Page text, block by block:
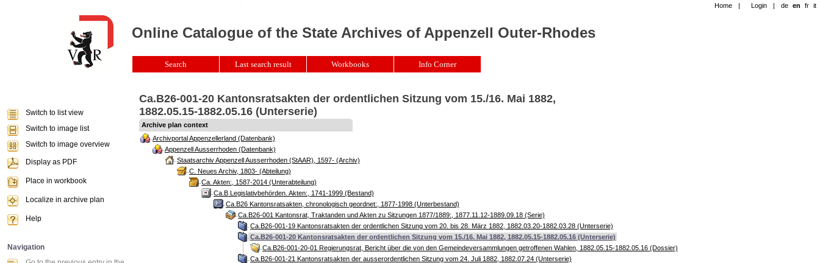
Ca.B26-001-20 Kantonsratsakten der ordentlichen Sitzung vom 15./16. Mai 1882,
1882.05.15-1882.05.16 (Unterserie)
Archive plan context
Archivportal Appenzellerland (Datenbank)
Appenzell Ausserrhoden (Datenbank)
Staatsarchiv Appenzell Ausserrhoden (StAAR), 1597- (Archiv)
C. Neues Archiv, 1803- (Abteilung)
Ca. Akten:, 1587-2014 (Unterabteilung)
Ca.B Legislativbehörden. Akten:, 1741-1999 (Bestand)
Ca.B26 Kantonsratsakten, chronologisch geordnet:, 1877-1998 (Unterbestand)
Ca.B26-001 Kantonsrat, Traktanden und Akten zu Sitzungen 1877/1889:, 1877.11.12-1889.09.18 (Serie)
Ca.B26-001-19 Kantonsratsakten der ordentlichen Sitzung vom 20. bis 28. März 1882, 1882.03.20-1882.03.28 (Unterserie)
Ca.B26-001-20 Kantonsratsakten der ordentlichen Sitzung vom 15./16. Mai 1882, 1882.05.15-1882.05.16 (Unterserie)
Ca.B26-001-20-01 Regierungsrat, Bericht über die von den Gemeindeversammlungen getroffenen Wahlen, 1882.05.15-1882.05.16 (Dossier)
Ca.B26-001-21 Kantonsratsakten der ausserordentlichen Sitzung vom 24. Juli 1882, 1882.07.24 (Unterserie)
Home | Login | de en fr it
Online Catalogue of the State Archives of Appenzell Outer-Rhodes
Search Last search result Workbooks Info Corner
Switch to list view
Switch to image list
Switch to image overview
Display as PDF
Place in workbook
Localize in archive plan
Help
Navigation